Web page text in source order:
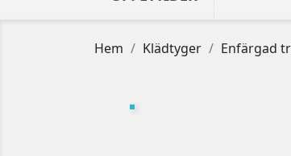
Hem Klädtyger Enfärgad